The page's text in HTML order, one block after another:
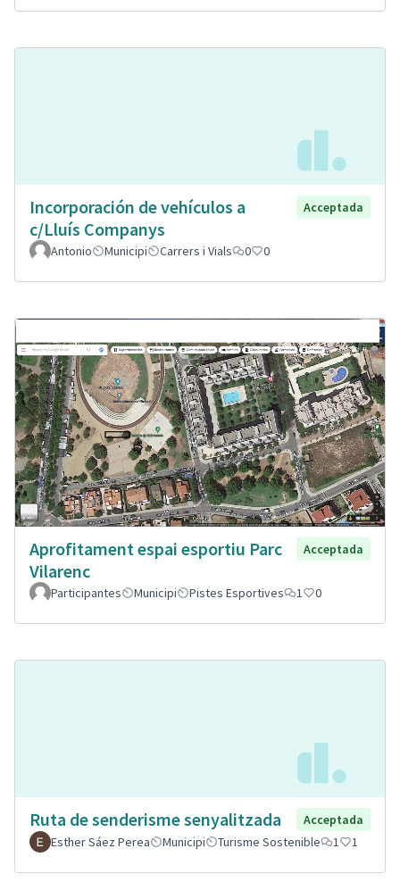
Incorporación de vehículos a
c/Lluís Companys
Acceptada
Antonio Municipi Carrers i Vials 0 0
Aprofitament espai esportiu Parc
Vilarenc
Acceptada
Participantes Municipi Pistes Esportives 1 0
Ruta de senderisme senyalitzada
Acceptada
Esther Sáez Perea
Municipi Turisme Sostenible 1 1